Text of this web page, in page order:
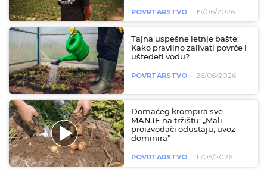
POVRTARSTVO 19/06/2026
Tajna uspešne letnje bašte:
Kako pravilno zalivati povrće i
uštedeti vodu?
POVRTARSTVO 26/05/2026
Domaćeg krompira sve
MANJE na tržištu: „Mali
proizvođači odustaju, uvoz
dominira”
POVRTARSTVO 11/05/2026